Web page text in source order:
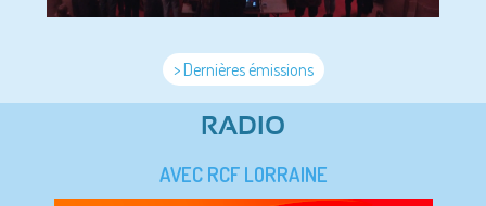
> Dernières émissions
RADIO
AVEC RCF LORRAINE